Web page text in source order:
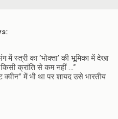
का ’भोक्ता’ की भूमिका में देखा
क्रांति से कम नहीं …”
क्वीन” में भी था पर शायद उसे भारतीय